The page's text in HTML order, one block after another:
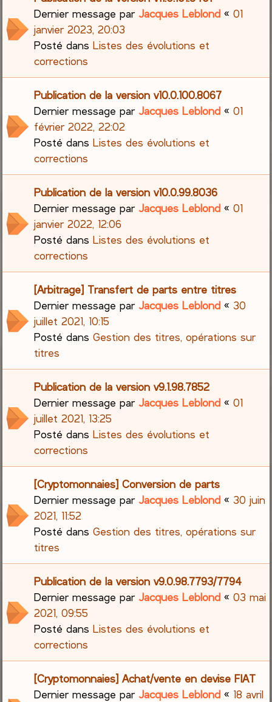
Dernier message parJacques Leblond «01
janvier 2023, 20:03
Posté dansListes des évolutions et
corrections
Publication de la version v10.0.100.8067
Dernier message parJacques Leblond «01
février 2022, 22:02
Posté dansListes des évolutions et
corrections
Publication de la version v10.0.99.8036
Dernier message parJacques Leblond «01
janvier 2022, 12:06
Posté dansListes des évolutions et
corrections
[Arbitrage] Transfert de parts entre titres
Dernier message parJacques Leblond «30
juillet 2021, 10:15
Posté dansGestion des titres, opérations sur
titres
Publication de la version v9.1.98.7852
Dernier message parJacques Leblond «01
juillet 2021, 13:25
Posté dansListes des évolutions et
corrections
[Cryptomonnaies] Conversion de parts
Dernier message parJacques Leblond «30 juin
2021, 11:52
Posté dansGestion des titres, opérations sur
titres
Publication de la version v9.0.98.7793/7794
Dernier message parJacques Leblond «03 mai
2021, 09:55
Posté dansListes des évolutions et
corrections
[Cryptomonnaies] Achat/vente en devise FIAT
Dernier message parJacques Leblond « 18 avril